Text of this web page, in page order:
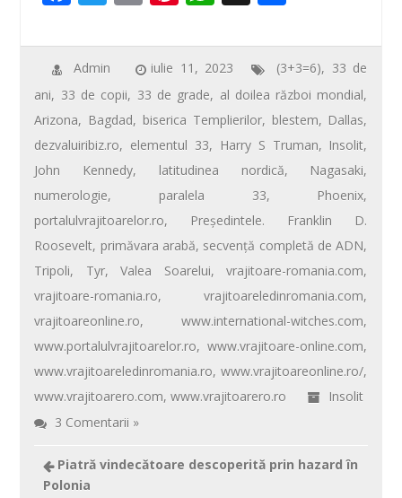
e
b
o
o
k
tt
er
ail er
e
st
at
s
A
p
p
ta
je
az
ă
Admin iulie 11, 2023 (3+3=6), 33 de
ani, 33 de copii, 33 de grade, al doilea război mondial,
Arizona, Bagdad, biserica Templierilor, blestem, Dallas,
dezvaluiribiz.ro, elementul 33, Harry S Truman, Insolit,
John Kennedy, latitudinea nordică, Nagasaki,
numerologie, paralela 33, Phoenix,
portalulvrajitoarelor.ro, Preşedintele. Franklin D.
Roosevelt, primăvara arabă, secvenţă completă de ADN,
Tripoli, Tyr,Valea Soarelui,vrajitoare-romania.com,
vrajitoare-romania.ro,vrajitoareledinromania.com,
vrajitoareonline.ro,www.international-witches.com,
www.portalulvrajitoarelor.ro,www.vrajitoare-online.com,
www.vrajitoareledinromania.ro,www.vrajitoareonline.ro/,
www.vrajitoarero.com,www.vrajitoarero.ro
Insolit
3 Comentarii »
Piatră vindecătoare descoperită prin hazard în
Polonia